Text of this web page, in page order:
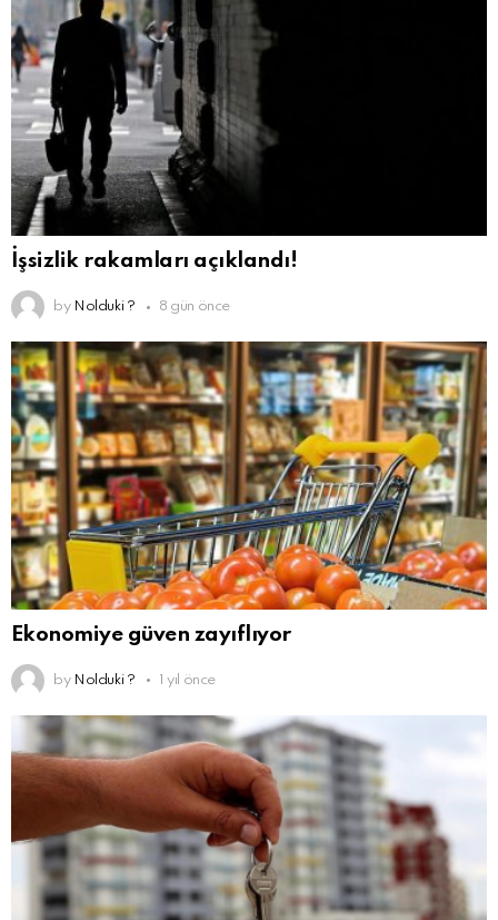
İşsizlik rakamları açıklandı!
by Nolduki ? 8 gün önce
Ekonomiye güven zayıflıyor
by Nolduki ? 1 yıl önce